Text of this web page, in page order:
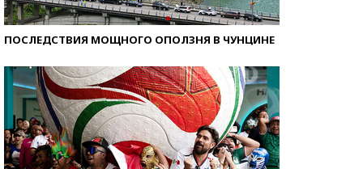
ПОСЛЕДСТВИЯ МОЩНОГО ОПОЛЗНЯ В ЧУНЦИНЕ